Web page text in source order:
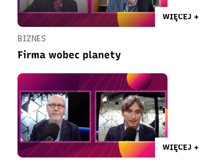
WIĘCEJ +
BIZNES
Firma wobec planety
WIĘCEJ +